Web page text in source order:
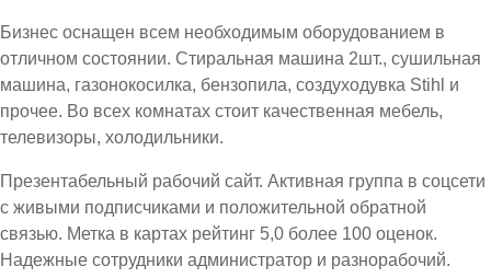
Бизнес оснащен всем необходимым оборудованием в
отличном состоянии. Стиральная машина 2шт., сушильная
машина, газонокосилка, бензопила, создуходувка Stihl и
прочее. Во всех комнатах стоит качественная мебель,
телевизоры, холодильники.
Презентабельный рабочий сайт. Активная группа в соцсети
с живыми подписчиками и положительной обратной
связью. Метка в картах рейтинг 5,0 более 100 оценок.
Надежные сотрудники администратор и разнорабочий.